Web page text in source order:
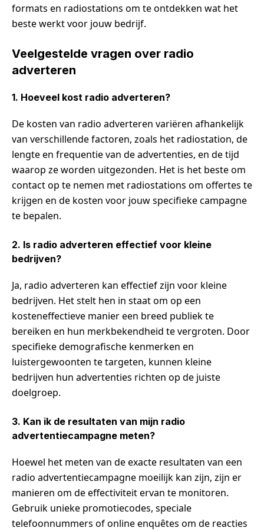
formats en radiostations om te ontdekken wat het
beste werkt voor jouw bedrijf.
Veelgestelde vragen over radio
adverteren
1. Hoeveel kost radio adverteren?
De kosten van radio adverteren variëren afhankelijk
van verschillende factoren, zoals het radiostation, de
lengte en frequentie van de advertenties, en de tijd
waarop ze worden uitgezonden. Het is het beste om
contact op te nemen met radiostations om offertes te
krijgen en de kosten voor jouw specifieke campagne
te bepalen.
2. Is radio adverteren effectief voor kleine
bedrijven?
Ja, radio adverteren kan effectief zijn voor kleine
bedrijven. Het stelt hen in staat om op een
kosteneffectieve manier een breed publiek te
bereiken en hun merkbekendheid te vergroten. Door
specifieke demografische kenmerken en
luistergewoonten te targeten, kunnen kleine
bedrijven hun advertenties richten op de juiste
doelgroep.
3. Kan ik de resultaten van mijn radio
advertentiecampagne meten?
Hoewel het meten van de exacte resultaten van een
radio advertentiecampagne moeilijk kan zijn, zijn er
manieren om de effectiviteit ervan te monitoren.
Gebruik unieke promotiecodes, speciale
telefoonnummers of online enquêtes om de reacties